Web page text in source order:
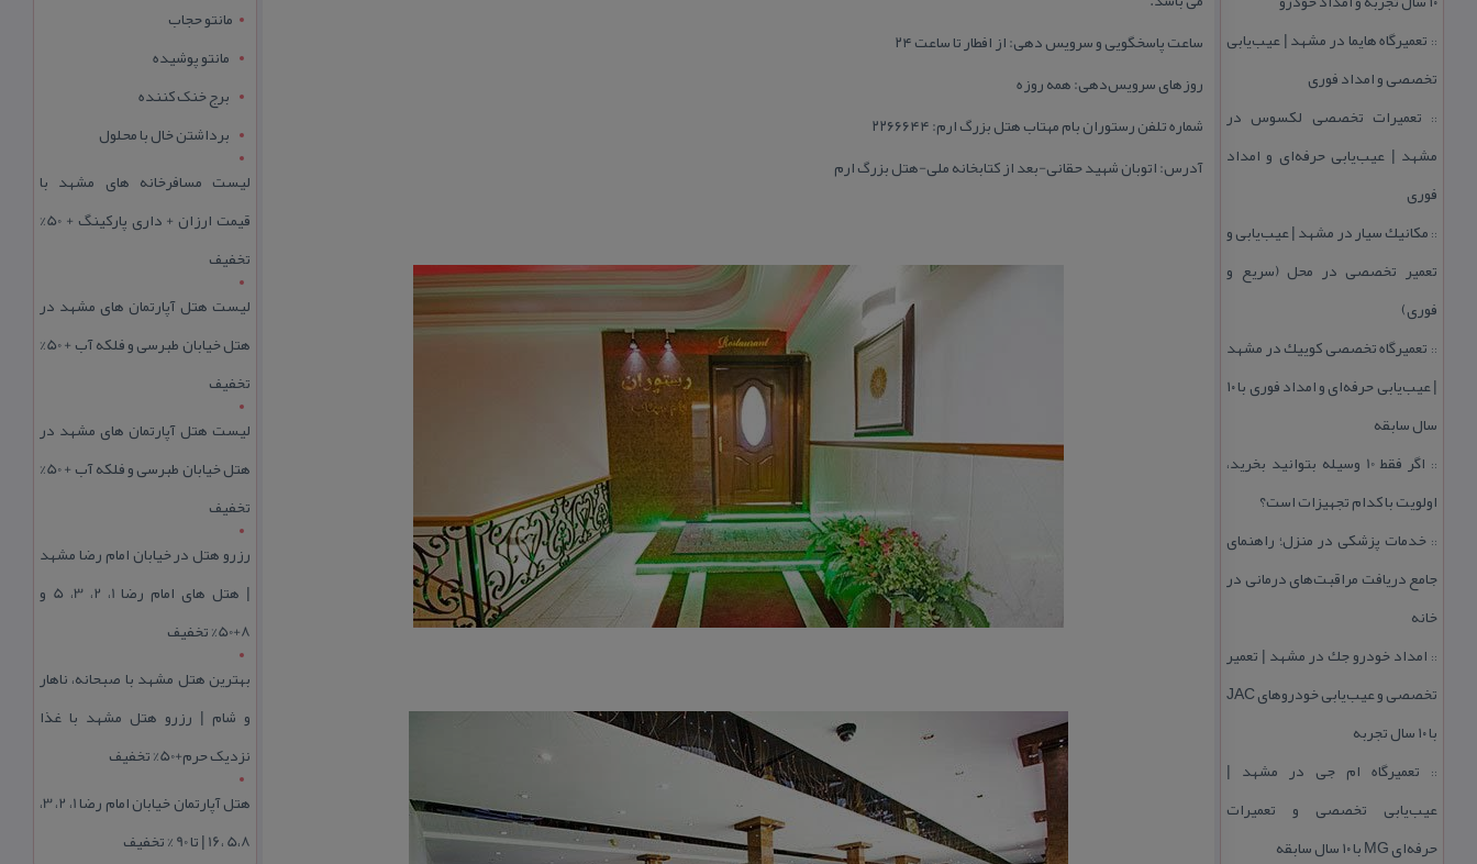
:: تعمیرگاه هایما در مشهد | عیب‌یابی
تخصصی و امداد فوری
:: تعمیرات تخصصی لكسوس در
مشهد | عیب‌یابی حرفه‌ای و امداد
فوری
:: مكانیك سیار در مشهد | عیب‌یابی و
تعمیر تخصصی در محل (سریع و
فوری)
:: تعمیرگاه تخصصی كوییك در مشهد
| عیب‌یابی حرفه‌ای و امداد فوری با ۱۰
سال سابقه
::
اگر فقط 10 وسیله بتوانید بخرید،
اولویت با كدام تجهیزات است؟
:: خدمات پزشكی در منزل؛ راهنمای
جامع دریافت مراقبت‌های درمانی در
خانه
:: امداد خودرو جك در مشهد | تعمیر
تخصصی و عیب‌یابی خودروهای JAC
با ۱۰ سال تجربه
:: تعمیرگاه ام جی در مشهد |
عیب‌یابی تخصصی و تعمیرات
حرفه‌ای MG با ۱۰ سال سابقه
ساعت پاسخگویی و سرویس دهی: از افطار تا ساعت ۲۴
روزهای سرویس‌دهی: همه روزه
شماره تلفن رستوران بام مهتاب هتل بزرگ ارم: ۲۲۶۶۶۴۴
آدرس: اتوبان شهید حقانی-بعد از كتابخانه ملی-هتل بزرگ ارم
مانتو حجاب
مانتو پوشیده
برج خنک کننده
برداشتن خال با محلول
لیست مسافرخانه های مشهد با
قیمت ارزان + داری پارکینگ + 50%
تخفیف
لیست هتل آپارتمان های مشهد در
هتل خیابان طبرسی و فلکه آب + 50%
تخفیف
لیست هتل آپارتمان های مشهد در
هتل خیابان طبرسی و فلکه آب + 50%
تخفیف
رزرو هتل در خیابان امام رضا مشهد
| هتل‌ های امام رضا 1، 2، 3، 5 و
8+50% تخفیف
بهترین هتل مشهد با صبحانه، ناهار
و شام | رزرو هتل مشهد با غذا
نزدیک حرم+50% تخفیف
هتل آپارتمان خیابان امام رضا 1، 2، 3،
5،8 ،16 | تا 90 % تخفیف